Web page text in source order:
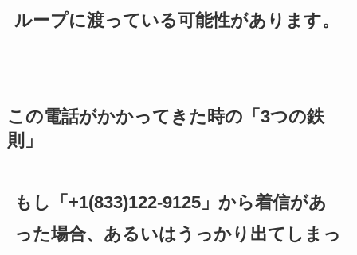
ループに渡っている可能性があります。
この電話がかかってきた時の「3つの鉄
則」
もし「+1(833)122-9125」から着信があ
った場合、あるいはうっかり出てしまっ